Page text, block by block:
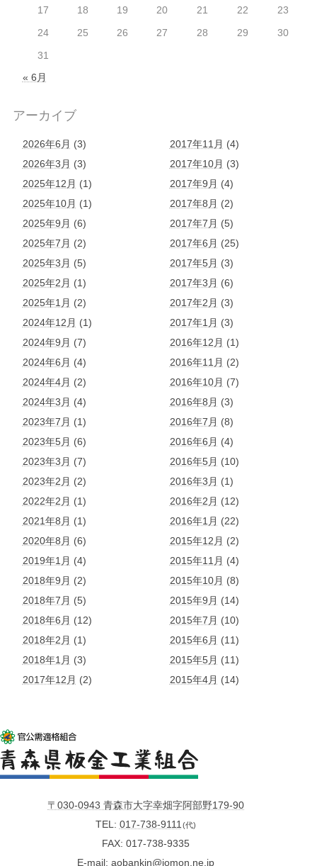
17
18 19 20 21 22
23
24
25 26 27 28 29
30
31
« 6月
アーカイブ
2026年6月 (3)
2026年3月 (3)
2025年12月 (1)
2025年10月 (1)
2025年9月 (6)
2025年7月 (2)
2025年3月 (5)
2025年2月 (1)
2025年1月 (2)
2024年12月 (1)
2024年9月 (7)
2024年6月 (4)
2024年4月 (2)
2024年3月 (4)
2023年7月 (1)
2023年5月 (6)
2023年3月 (7)
2023年2月 (2)
2022年2月 (1)
2021年8月 (1)
2020年8月 (6)
2019年1月 (4)
2018年9月 (2)
2018年7月 (5)
2018年6月 (12)
2018年2月 (1)
2018年1月 (3)
2017年12月 (2)
2017年11月 (4)
2017年10月 (3)
2017年9月 (4)
2017年8月 (2)
2017年7月 (5)
2017年6月 (25)
2017年5月 (3)
2017年3月 (6)
2017年2月 (3)
2017年1月 (3)
2016年12月 (1)
2016年11月 (2)
2016年10月 (7)
2016年8月 (3)
2016年7月 (8)
2016年6月 (4)
2016年5月 (10)
2016年3月 (1)
2016年2月 (12)
2016年1月 (22)
2015年12月 (2)
2015年11月 (4)
2015年10月 (8)
2015年9月 (14)
2015年7月 (10)
2015年6月 (11)
2015年5月 (11)
2015年4月 (14)
〒030-0943 青森市大字幸畑字阿部野179-90
TEL 017-738-9111(代)
FAX 017-738-9335
E-mail aobankin@jomon.ne.jp